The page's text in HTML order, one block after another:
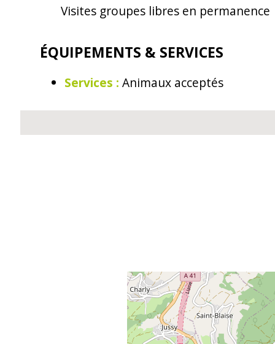
Visites groupes libres en permanence
ÉQUIPEMENTS & SERVICES
Services : Animaux acceptés